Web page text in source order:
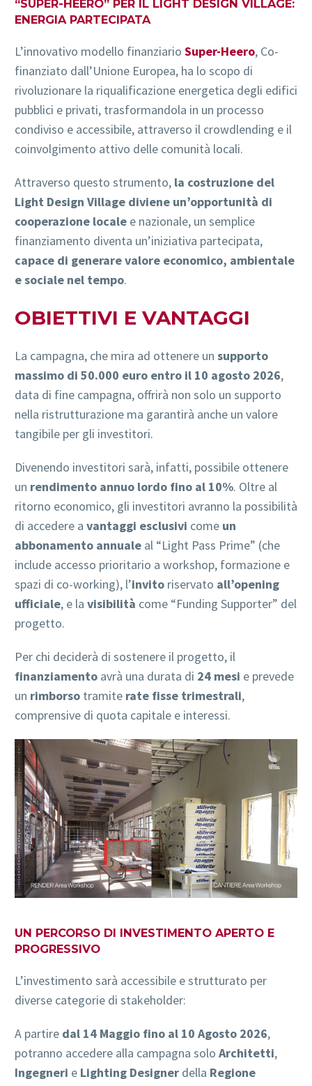
“SUPER-HEERO” PER IL LIGHT DESIGN VILLAGE:
ENERGIA PARTECIPATA
L’innovativo modello finanziario Super-Heero, Co-
finanziato dall’Unione Europea, ha lo scopo di
rivoluzionare la riqualificazione energetica degli edifici
pubblici e privati, trasformandola in un processo
condiviso e accessibile, attraverso il crowdlending e il
coinvolgimento attivo delle comunità locali.
Attraverso questo strumento, la costruzione del
Light Design Village diviene un’opportunità di
cooperazione locale e nazionale, un semplice
finanziamento diventa un’iniziativa partecipata,
capace di generare valore economico, ambientale
e sociale nel tempo.
OBIETTIVI E VANTAGGI
La campagna, che mira ad ottenere un supporto
massimo di 50.000 euro entro il 10 agosto 2026,
data di fine campagna, offrirà non solo un supporto
nella ristrutturazione ma garantirà anche un valore
tangibile per gli investitori.
Divenendo investitori sarà, infatti, possibile ottenere
un rendimento annuo lordo fino al 10%. Oltre al
ritorno economico, gli investitori avranno la possibilità
di accedere a vantaggi esclusivi come un
abbonamento annuale al “Light Pass Prime” (che
include accesso prioritario a workshop, formazione e
spazi di co-working), l’invito riservato all’opening
ufficiale, e la visibilità come “Funding Supporter” del
progetto.
Per chi deciderà di sostenere il progetto, il
finanziamento avrà una durata di 24 mesi e prevede
un rimborso tramite rate fisse trimestrali,
comprensive di quota capitale e interessi.
UN PERCORSO DI INVESTIMENTO APERTO E
PROGRESSIVO
L’investimento sarà accessibile e strutturato per
diverse categorie di stakeholder:
A partire dal 14 Maggio fino al 10 Agosto 2026,
potranno accedere alla campagna solo Architetti,
Ingegneri e Lighting Designer della Regione